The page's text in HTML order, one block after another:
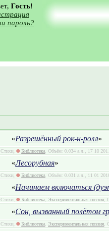
Гость!
пароль?
«Разрешённый рок-н-ролл»
Стихи, Библиотека, Объём: 0.034 а.л., 17 10
«Лесорубная»
Стихи, Библиотека, Объём: 0.031 а.л., 11 01
«Начинаем включаться
Стихи, Библиотека, Экспериментальная поэзия,
«Сон, вызванный полётом
Стихи, Библиотека, Экспериментальная поэзия,